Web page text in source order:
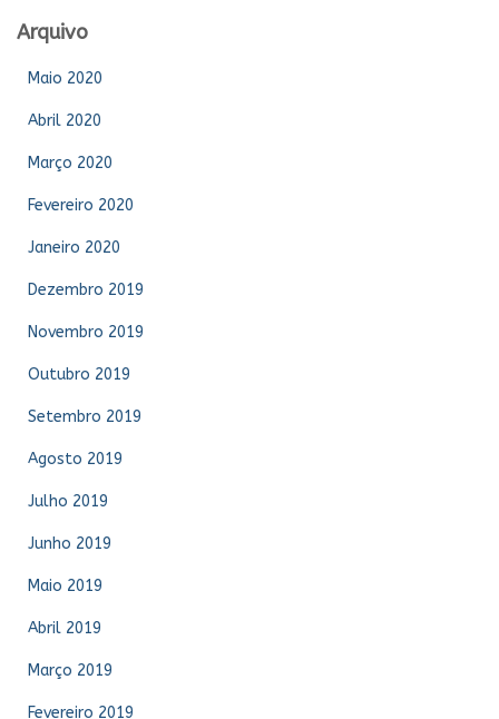
Arquivo
Maio 2020
Abril 2020
Março 2020
Fevereiro 2020
Janeiro 2020
Dezembro 2019
Novembro 2019
Outubro 2019
Setembro 2019
Agosto 2019
Julho 2019
Junho 2019
Maio 2019
Abril 2019
Março 2019
Fevereiro 2019